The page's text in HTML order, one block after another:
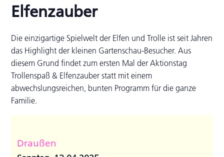
Elfenzauber
Die einzigartige Spielwelt der Elfen und Trolle ist seit Jahren
das Highlight der kleinen Gartenschau-Besucher. Aus
diesem Grund findet zum ersten Mal der Aktionstag
Trollenspaß & Elfenzauber statt mit einem
abwechslungsreichen, bunten Programm für die ganze
Familie.
Draußen